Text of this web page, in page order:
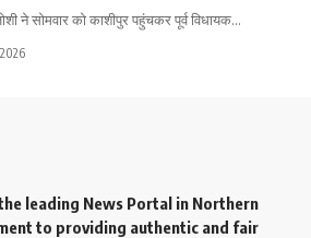
ने सोमवार को काशीपुर पहुंचकर पूर्व विधायक…
leading News Portal in Northern
to providing authentic and fair